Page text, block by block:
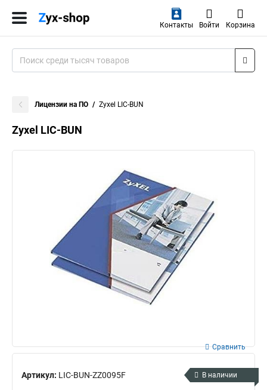
Контакты Войти Корзина
Лицензии на ПО Zyxel LIC-BUN
Zyxel LIC-BUN
Артикул: LIC-BUN-ZZ0095F
Сравнить
В наличии